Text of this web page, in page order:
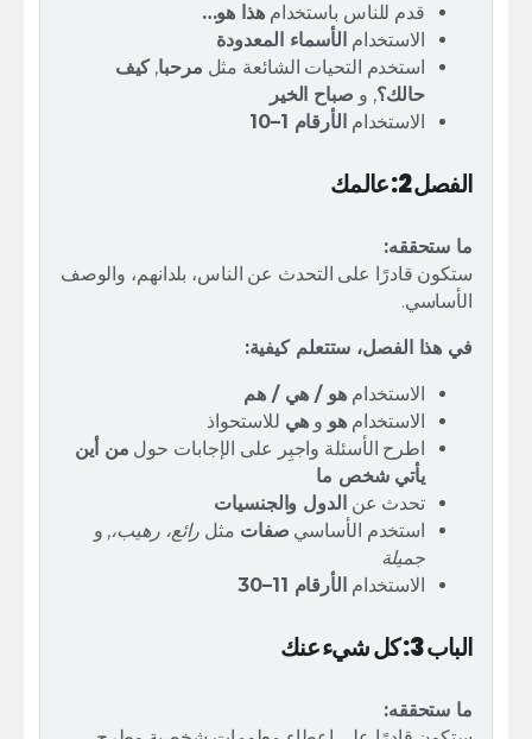
قدم للناس باستخدامهذا هو…
الاستخدام الأسماء المعدودة
استخدم التحيات الشائعة مثل مرحبا,كيف
حالك؟, و صباح الخير
الاستخدام الأرقام 1–10
الفصل 2: عالمك
ما ستحققه:
ستكون قادرًا على التحدث عن الناس، بلدانهم، والوصف
الأساسي.
في هذا الفصل، ستتعلم كيفية:
الاستخدامهو / هي / هم
الاستخدامهو و هي للاستحواذ
اطرح الأسئلة واجبِر على الإجابات حول من أين
يأتي شخص ما
تحدث عن الدول والجنسيات
استخدم الأساسي صفات مثل رائع، رهيب،, و
جميلة
الاستخدام الأرقام 11–30
الباب 3: كل شيء عنك
ما ستحققه: